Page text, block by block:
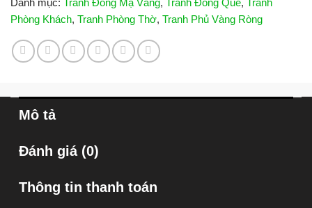
Phòng Khách, Tranh Phòng Thờ, Tranh Phủ Vàng Ròng
Mô tả
Đánh giá (0)
Thông tin thanh toán